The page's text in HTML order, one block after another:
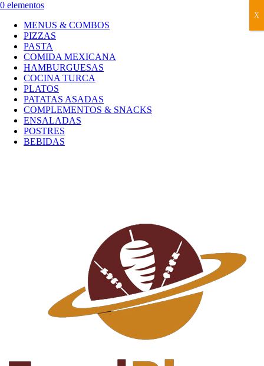
0 elementos
MENUS & COMBOS
PIZZAS
PASTA
COMIDA MEXICANA
HAMBURGUESAS
COCINA TURCA
PLATOS
PATATAS ASADAS
COMPLEMENTOS & SNACKS
ENSALADAS
POSTRES
BEBIDAS
X